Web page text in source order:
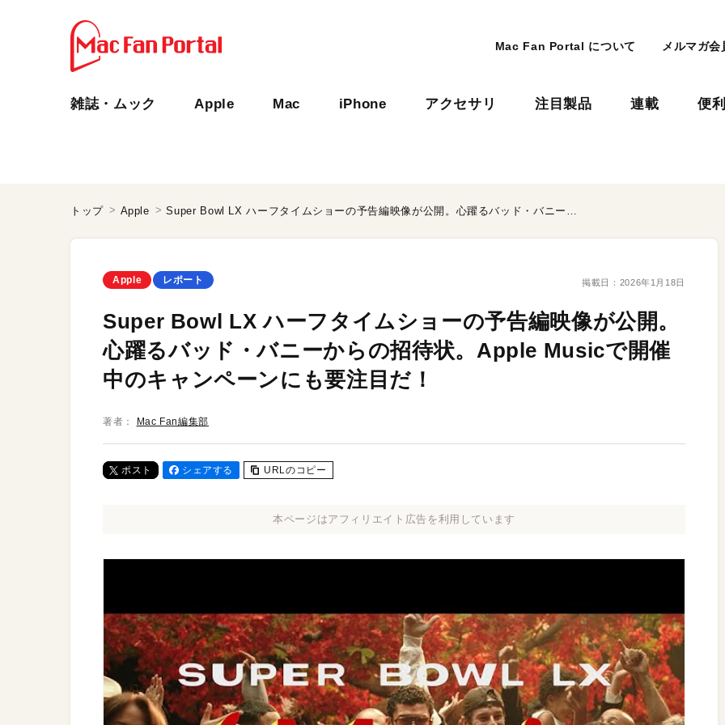
Mac Fan Portal について メルマガ会
雑誌・ムック Apple Mac iPhone アクセサリ 注目製品 連載 便
トップ Apple Super Bowl LX ハーフタイムショーの予告編映像が公開。心躍るバッド・バニーからの招待状。Apple Musicで開催中のキャンペーンにも要注目だ！
Apple レポート 掲載日： 2026年1月18日
Super Bowl LX ハーフタイムショーの予告編映像が公開。
心躍るバッド・バニーからの招待状。Apple Musicで開催
中のキャンペーンにも要注目だ！
著者： Mac Fan編集部
ポスト シェアする URLのコピー
本ページはアフィリエイト広告を利用しています